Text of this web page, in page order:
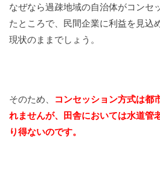
なぜなら過疎地域の自治体がコンセ
たところで、民間企業に利益を見込
現状のままでしょう。
そのため、
コンセッション方式は都
れませんが、田舎においては水道管
り得ないのです。